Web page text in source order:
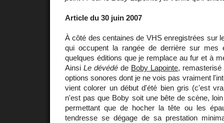
Article du 30 juin 2007
À côté des centaines de VHS enregistrées sur
qui occupent la rangée de derrière sur mes
quelques éditions que je remplace au fur et à
Ainsi Le dévédé de Boby Lapointe,
options sonores dont je ne vois pas vraiment
vient colorer un début d'été bien gris (c'est
n'est pas que Boby soit une bête de scène,
permettant que de hocher la tête ou les
tendresse se dégage de sa prestation